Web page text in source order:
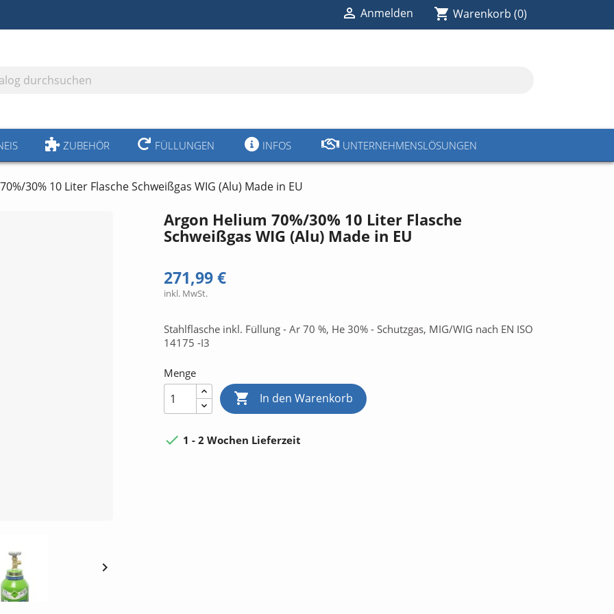
 Anmelden shopping_cart Warenkorb (0)
ZUBEHÖR FÜLLUNGEN INFOS UNTERNEHMENSLÖSUNGEN
30% 10 Liter Flasche Schweißgas WIG (Alu) Made in EU

Argon Helium 70%/30% 10 Liter Flasche
Schweißgas WIG (Alu) Made in EU
271,99 €
inkl. MwSt.
Stahlflasche inkl. Füllung - Ar 70 %, He 30% - Schutzgas, MIG/WIG nach EN ISO
14175 -I3
Menge
 In den Warenkorb
 1 - 2 Wochen Lieferzeit